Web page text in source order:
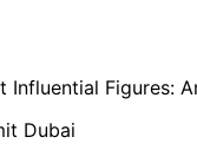
Influential Figures:
Dubai